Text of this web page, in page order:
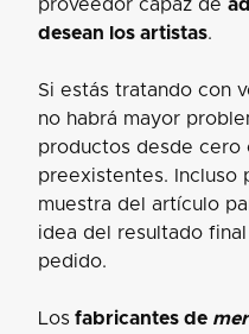
proveedor capaz de
desean los artistas.
Si estás tratando con
no habrá mayor
productos desde cero
preexistentes. Incluso
muestra del artículo
idea del resultado
pedido.
Los fabricantes de